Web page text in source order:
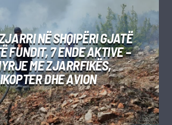
NË SHQIPËRI GJATË
FUNDIT, 7 ENDE AKTIVE –
ME ZJARRFIKËS,
DHE AVION